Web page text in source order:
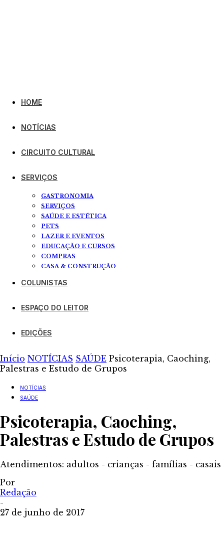
HOME
NOTÍCIAS
CIRCUITO CULTURAL
SERVIÇOS
GASTRONOMIA
SERVIÇOS
SAÚDE E ESTÉTICA
PETS
LAZER E EVENTOS
EDUCAÇÃO E CURSOS
COMPRAS
CASA & CONSTRUÇÃO
COLUNISTAS
ESPAÇO DO LEITOR
EDIÇÕES
Início NOTÍCIAS SAÚDE Psicoterapia, Caoching,
Palestras e Estudo de Grupos
NOTÍCIAS
SAÚDE
Psicoterapia, Caoching,
Palestras e Estudo de Grupos
Atendimentos: adultos - crianças - famílias - casais
Por
Redação
-
27 de junho de 2017